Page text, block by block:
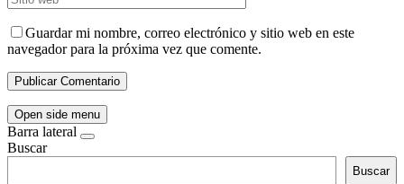
Guardar mi nombre, correo electrónico y sitio web en este
navegador para la próxima vez que comente.
Open side menu
Barra lateral
Buscar
Buscar